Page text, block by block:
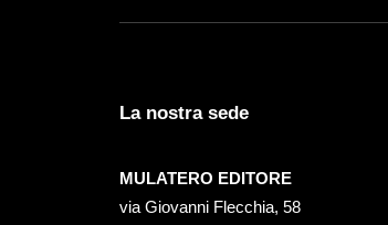
La nostra sede
MULATERO EDITORE
via Giovanni Flecchia, 58